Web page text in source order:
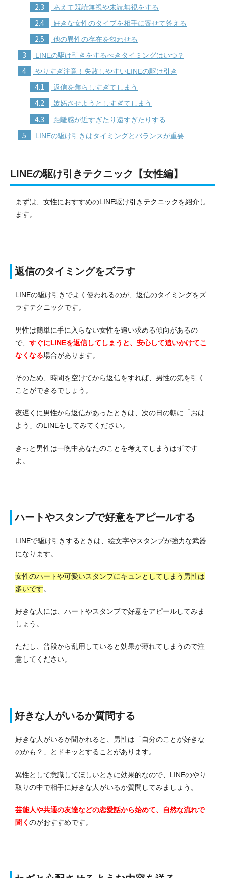
2.3 あえて既読無視や未読無視をする
2.4 好きな女性のタイプを相手に寄せて答える
2.5 他の異性の存在を匂わせる
3 LINEの駆け引きをするべきタイミングはいつ？
4 やりすぎ注意！失敗しやすいLINEの駆け引き
4.1 返信を焦らしすぎてしまう
4.2 嫉妬させようとしすぎてしまう
4.3 距離感が近すぎたり遠すぎたりする
5 LINEの駆け引きはタイミングとバランスが重要
LINEの駆け引きテクニック【女性編】
まずは、女性におすすめのLINE駆け引きテクニックを紹介し
ます。
返信のタイミングをズラす
LINEの駆け引きでよく使われるのが、返信のタイミングをズ
ラすテクニックです。
男性は簡単に手に入らない女性を追い求める傾向があるの
で、 すぐにLINEを返信してしまうと、安心して追いかけてこ
なくなる場合があります。
そのため、時間を空けてから返信をすれば、男性の気を引く
ことができるでしょう。
夜遅くに男性から返信があったときは、次の日の朝に「おは
よう」のLINEをしてみてください。
きっと男性は一晩中あなたのことを考えてしまうはずです
よ。
ハートやスタンプで好意をアピールする
LINEで駆け引きするときは、絵文字やスタンプが強力な武器
になります。
女性のハートや可愛いスタンプにキュンとしてしまう男性は
多いです。
好きな人には、ハートやスタンプで好意をアピールしてみま
しょう。
ただし、普段から乱用していると効果が薄れてしまうので注
意してください。
好きな人がいるか質問する
好きな人がいるか聞かれると、男性は「自分のことが好きな
のかも？」とドキッとすることがあります。
異性として意識してほしいときに効果的なので、LINEのやり
取りの中で相手に好きな人がいるか質問してみましょう。
芸能人や共通の友達などの恋愛話から始めて、自然な流れで
聞く のがおすすめです。